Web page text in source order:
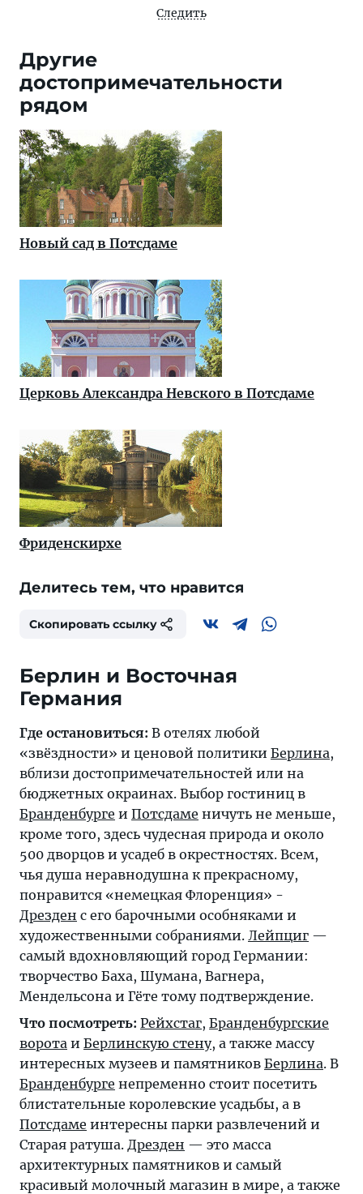
Следить
Другие
достопримечательности
рядом
Новый сад в Потсдаме
Церковь Александра Невского в Потсдаме
Фриденскирхе
Делитесь тем, что нравится
Скопировать ссылку
Берлин и Восточная
Германия
Где остановиться: В отелях любой
«звёздности» и ценовой политики Берлина,
вблизи достопримечательностей или на
бюджетных окраинах. Выбор гостиниц в
Бранденбурге и Потсдаме ничуть не меньше,
кроме того, здесь чудесная природа и около
500 дворцов и усадеб в окрестностях. Всем,
чья душа неравнодушна к прекрасному,
понравится «немецкая Флоренция» -
Дрезден с его барочными особняками и
художественными собраниями. Лейпциг —
самый вдохновляющий город Германии:
творчество Баха, Шумана, Вагнера,
Мендельсона и Гёте тому подтверждение.
Что посмотреть: Рейхстаг, Бранденбургские
ворота и Берлинскую стену, а также массу
интересных музеев и памятников Берлина. В
Бранденбурге непременно стоит посетить
блистательные королевские усадьбы, а в
Потсдаме интересны парки развлечений и
Старая ратуша. Дрезден — это масса
архитектурных памятников и самый
красивый молочный магазин в мире, а также